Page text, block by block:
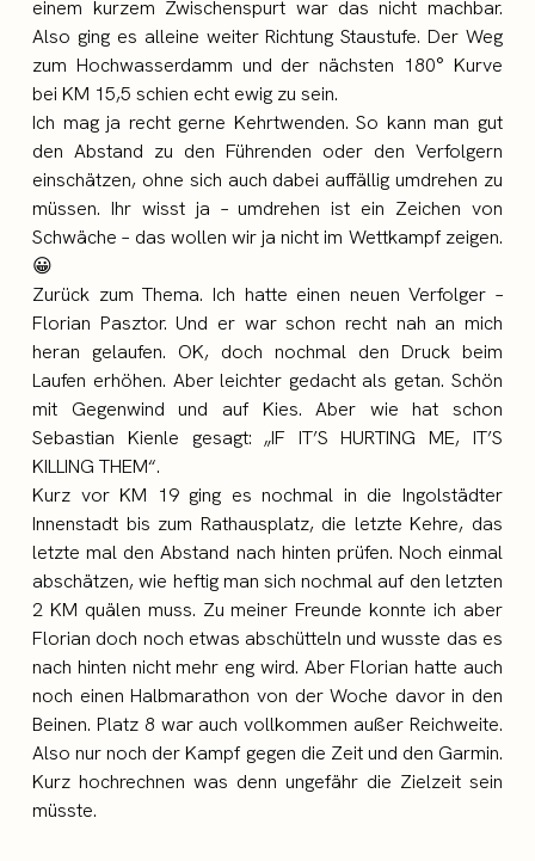
einem kurzem Zwischenspurt war das nicht machbar.
Also ging es alleine weiter Richtung Staustufe. Der Weg
zum Hochwasserdamm und der nächsten 180° Kurve
bei KM 15,5 schien echt ewig zu sein.
Ich mag ja recht gerne Kehrtwenden. So kann man gut
den Abstand zu den Führenden oder den Verfolgern
einschätzen, ohne sich auch dabei auffällig umdrehen zu
müssen. Ihr wisst ja – umdrehen ist ein Zeichen von
Schwäche – das wollen wir ja nicht im Wettkampf zeigen.
😀
Zurück zum Thema. Ich hatte einen neuen Verfolger –
Florian Pasztor. Und er war schon recht nah an mich
heran gelaufen. OK, doch nochmal den Druck beim
Laufen erhöhen. Aber leichter gedacht als getan. Schön
mit Gegenwind und auf Kies. Aber wie hat schon
Sebastian Kienle gesagt: „IF IT’S HURTING ME, IT’S
KILLING THEM“.
Kurz vor KM 19 ging es nochmal in die Ingolstädter
Innenstadt bis zum Rathausplatz, die letzte Kehre, das
letzte mal den Abstand nach hinten prüfen. Noch einmal
abschätzen, wie heftig man sich nochmal auf den letzten
2 KM quälen muss. Zu meiner Freunde konnte ich aber
Florian doch noch etwas abschütteln und wusste das es
nach hinten nicht mehr eng wird. Aber Florian hatte auch
noch einen Halbmarathon von der Woche davor in den
Beinen. Platz 8 war auch vollkommen außer Reichweite.
Also nur noch der Kampf gegen die Zeit und den Garmin.
Kurz hochrechnen was denn ungefähr die Zielzeit sein
müsste.